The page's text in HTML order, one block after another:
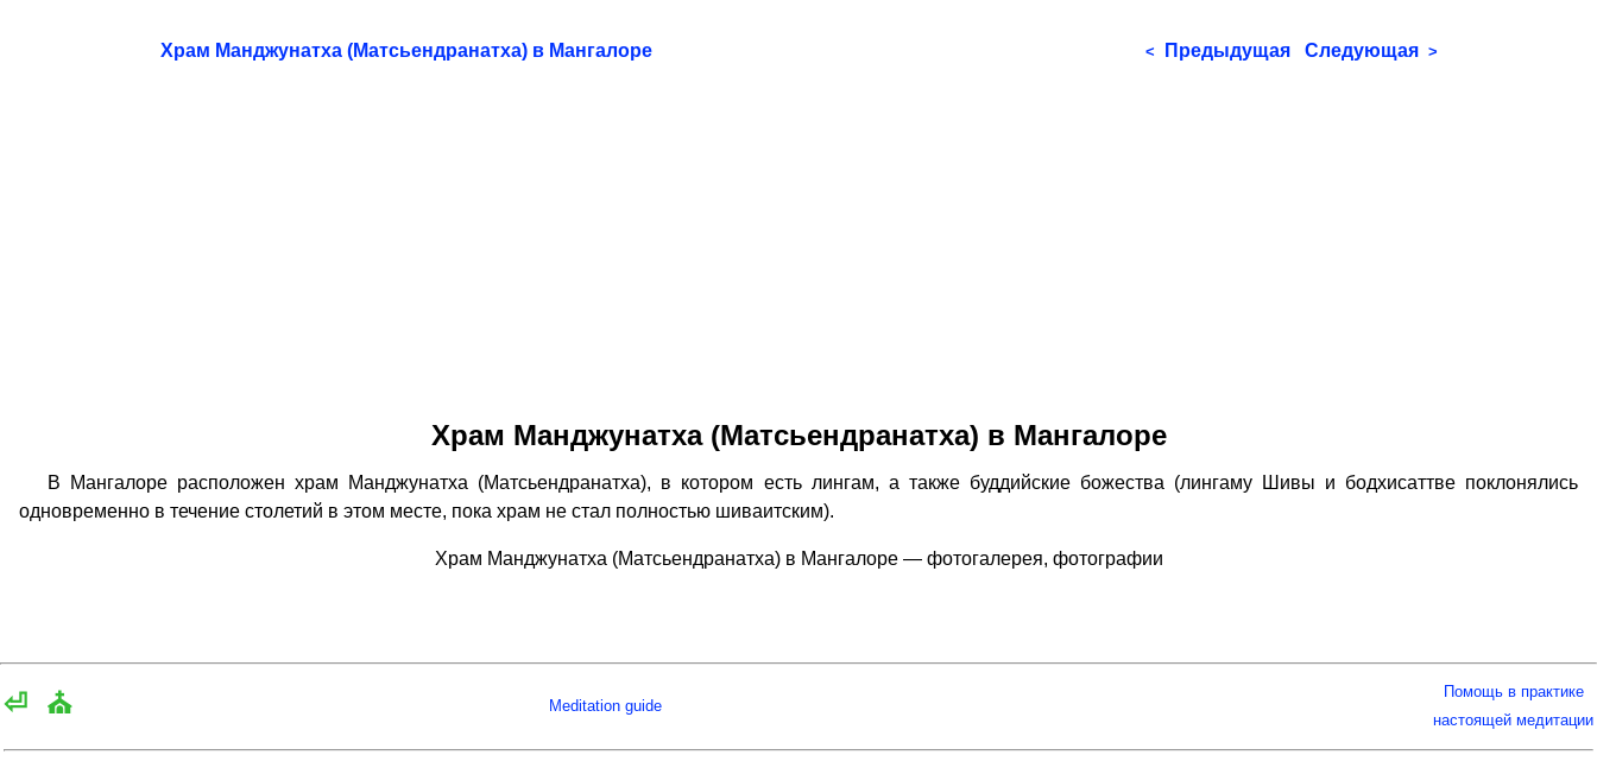
Храм Манджунатха (Матсьендранатха) в Мангалоре < Предыдущая Следующая >
Храм Манджунатха (Матсьендранатха) в Мангалоре
В Мангалоре расположен храм Манджунатха (Матсьендранатха), в котором есть лингам, а также буддийские божества (лингаму Шивы и бодхисаттве поклонялись
одновременно в течение столетий в этом месте, пока храм не стал полностью шиваитским).
Храм Манджунатха (Матсьендранатха) в Мангалоре — фотогалерея, фотографии
⏎ ⛪ Meditation guide
Помощь в практике
настоящей медитации